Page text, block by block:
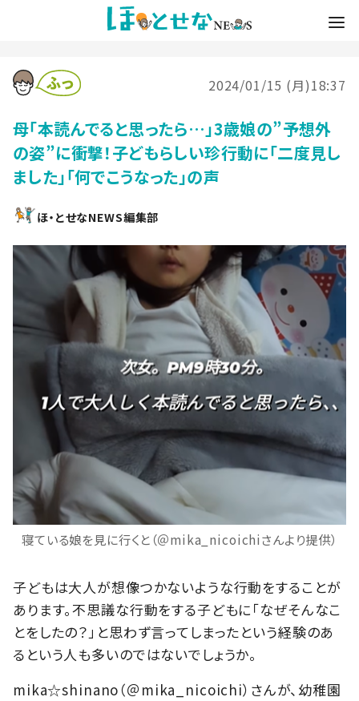
2024/01/15 (月)18:37
母「本読んでると思ったら…」3歳娘の”予想外
の姿”に衝撃！子どもらしい珍行動に「二度見し
ました」「何でこうなった」の声
ほ・とせなNEWS編集部
寝ている娘を見に行くと（＠mika_nicoichiさんより提供）
子どもは大人が想像つかないような行動をすることが
あります。不思議な行動をする子どもに「なぜそんなこ
とをしたの？」と思わず言ってしまったという経験のあ
るという人も多いのではないでしょうか。
mika☆shinano（＠mika_nicoichi）さんが、幼稚園